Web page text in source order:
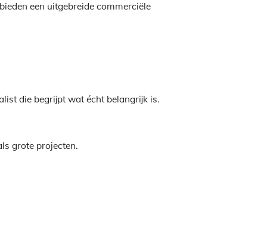
een uitgebreide commerciële
die begrijpt wat écht belangrijk is.
grote projecten.